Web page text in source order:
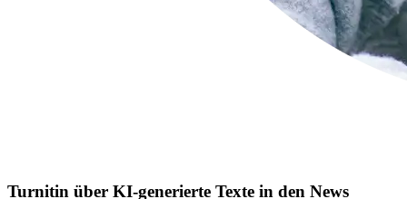
Turnitin über KI-generierte Texte in den News